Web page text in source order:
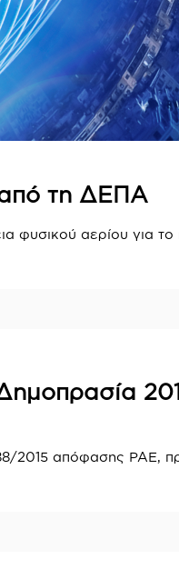
από τη ΔΕΠΑ
φυσικού αερίου για
2015 απόφασης ΡΑΕ,